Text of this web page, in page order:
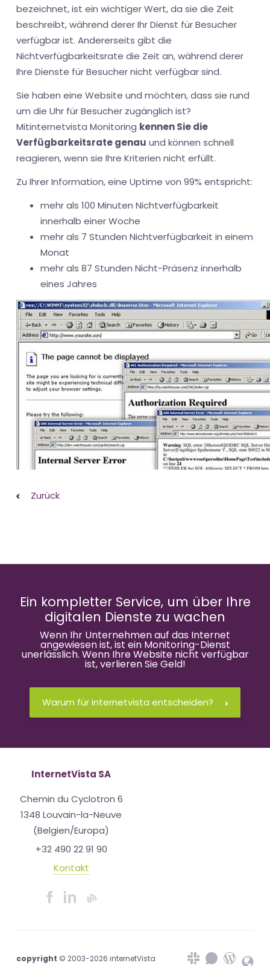
bezeichnet, ist ein wichtiger Wert, da sie die Zeit
beschreibt, während derer Ihr Dienst für Besucher
verfügbar ist. Andererseits gibt die
Nichtverfügbarkeitsrate die Zeit an, während derer
Ihre Dienste für Besucher nicht verfügbar sind.
Sie haben eine Website und möchten, dass sie rund
um die Uhr für Besucher zugänglich ist?
Mitinternetvista Monitoring kennen Sie die
Verfügbarkeitsrate genau und können schnell
reagieren, wenn sie Ihre Kriterien nicht erfüllt.
Zu Ihrer Information, eine Uptime von 99% entspricht:
mehr als 100 Minuten Nichtverfügbarkeit
innerhalb einer Woche
mehr als 7 Stunden Nichtverfügbarkeit in einem
Monat
mehr als 87 Stunden Nicht-Präsenz innerhalb
eines Jahres
Zurück
Ein kompletter Service, um über Ihre
digitalen Dienste zu wachen
Wenn Ihr Unternehmen auf das Internet
angewiesen ist, ist ein Monitoring-Dienst
unerlässlich. Wenn Ihre Website nicht verfügbar
ist, verlieren Sie Geld!
Warum für internetvista entscheiden?
InternetVista SA
Chemin du Cyclotron 6
1348 Louvain-la-Neuve
(Belgien/Europa)
+32 490 22 91 90
Kontakt
copyright © 2003-2026 internetVista